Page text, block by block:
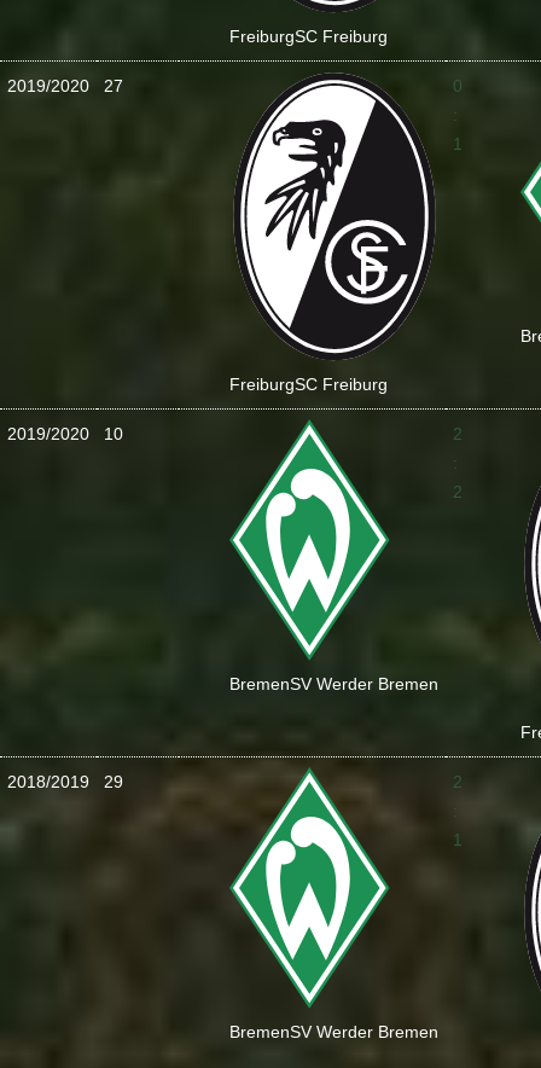
FreiburgSC Freiburg
2019/2020 27
FreiburgSC Freiburg
0
:
1
2019/2020 10
BremenSV Werder Bremen
2
:
2
2018/2019 29
BremenSV Werder Bremen
2
:
1